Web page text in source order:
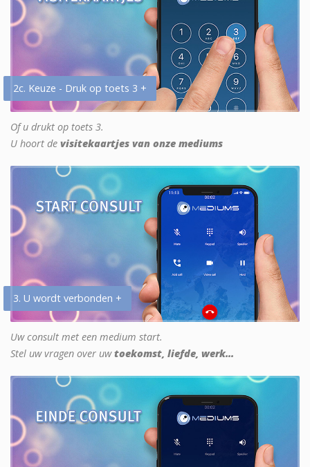
2c. Keuze - Druk op toets 3 +
Of u drukt op toets 3.
U hoort de visitekaartjes van onze mediums
3. U wordt verbonden +
Uw consult met een medium start.
Stel uw vragen over uwtoekomst, liefde, werk...